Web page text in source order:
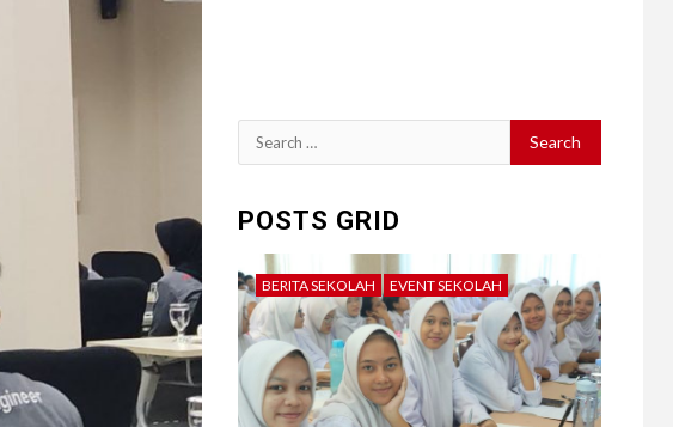
Search
for:
POSTS GRID
BERITA SEKOLAH EVENT SEKOLAH